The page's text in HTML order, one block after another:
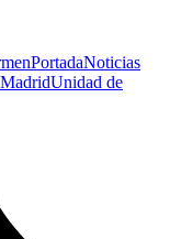
PortadaNoticias
Unidad de